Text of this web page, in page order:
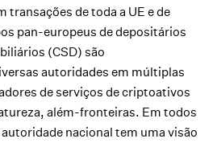
transações de toda a UE e de
pan-europeus de depositários
(CSD) são
autoridades em múltiplas
de serviços de criptoativos
além-fronteiras. Em todos
nacional tem uma visão